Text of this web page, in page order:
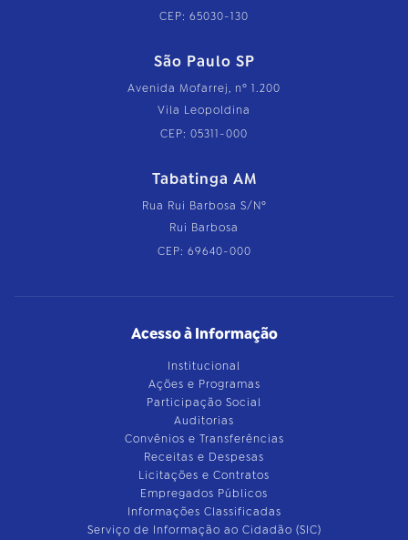
CEP: 65030-130
São Paulo SP
Avenida Mofarrej, nº 1.200
Vila Leopoldina
CEP: 05311-000
Tabatinga AM
Rua Rui Barbosa S/Nº
Rui Barbosa
CEP: 69640-000
Acesso à Informação
Institucional
Ações e Programas
Participação Social
Auditorias
Convênios e Transferências
Receitas e Despesas
Licitações e Contratos
Empregados Públicos
Informações Classificadas
Serviço de Informação ao Cidadão (SIC)